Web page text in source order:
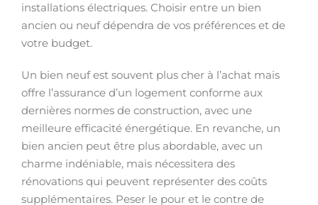
installations électriques. Choisir entre un bien
ancien ou neuf dépendra de vos préférences et de
votre budget.
Un bien neuf est souvent plus cher à l’achat mais
offre l’assurance d’un logement conforme aux
dernières normes de construction, avec une
meilleure efficacité énergétique. En revanche, un
bien ancien peut être plus abordable, avec un
charme indéniable, mais nécessitera des
rénovations qui peuvent représenter des coûts
supplémentaires. Peser le pour et le contre de